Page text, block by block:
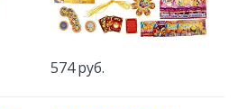
574 руб.